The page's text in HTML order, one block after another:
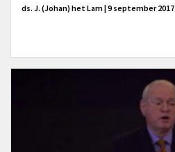
ds. J. (Johan) het Lam | 9 september 2017